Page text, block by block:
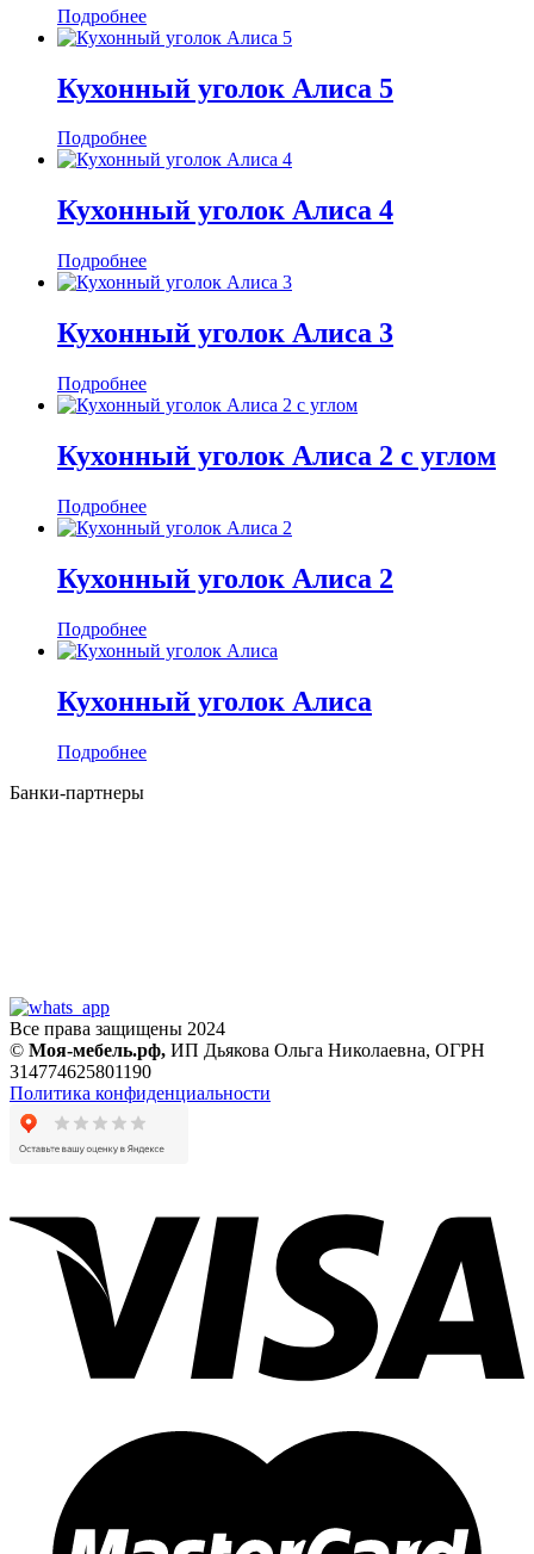
Подробнее
Кухонный уголок Алиса 5
Подробнее
Кухонный уголок Алиса 4
Подробнее
Кухонный уголок Алиса 3
Подробнее
Кухонный уголок Алиса 2 с углом
Подробнее
Кухонный уголок Алиса 2
Подробнее
Кухонный уголок Алиса
Подробнее
Банки-партнеры
Все права защищены 2024
© Моя-мебель.рф, ИП Дьякова Ольга Николаевна, ОГРН
314774625801190
Политика конфиденциальности